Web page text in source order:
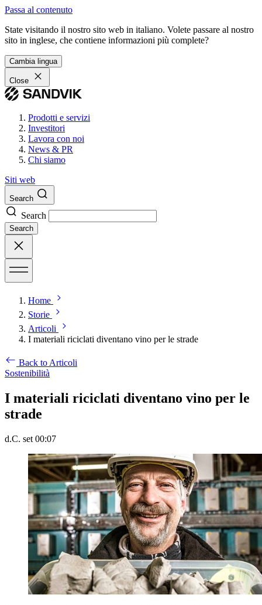
Passa al contenuto
State visitando il nostro sito web in italiano. Volete passare al nostro
sito in inglese, che contiene informazioni più complete?
Cambia lingua
Close
Prodotti e servizi
Investitori
Lavora con noi
News & PR
Chi siamo
Siti web
Search
Search
Search
Home
Storie
Articoli
I materiali riciclati diventano vino per le strade
Back to Articoli
Sostenibilità
I materiali riciclati diventano vino per le
strade
d.C. set 00:07